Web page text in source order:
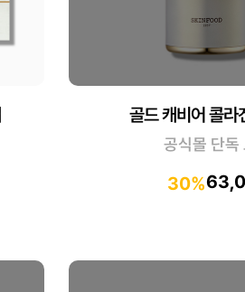
골드 캐비어 콜라
공식몰 단독
30%